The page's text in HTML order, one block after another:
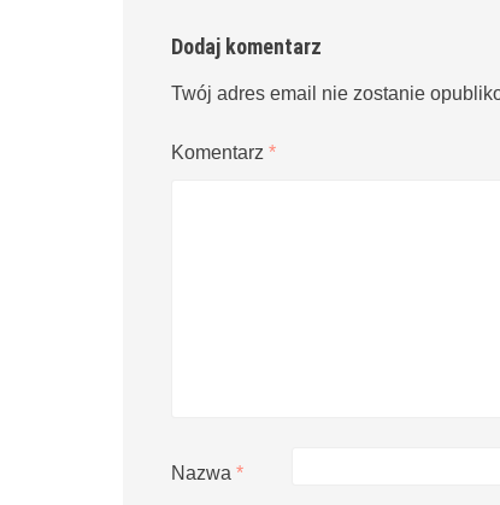
Dodaj komentarz
Twój adres email nie zostanie
Komentarz *
Nazwa *